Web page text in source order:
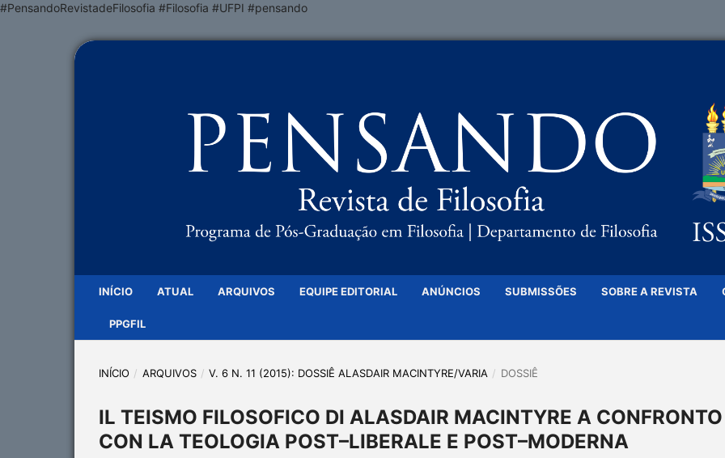
#PensandoRevistadeFilosofia #Filosofia #UFPI #pensando
INÍCIO ATUAL ARQUIVOS EQUIPE EDITORIAL ANÚNCIOS SUBMISSÕES SOBRE A REVISTA
PPGFIL
INÍCIO / ARQUIVOS / V. 6 N. 11 (2015): DOSSIÊ ALASDAIR MACINTYRE/VARIA / DOSSIÊ
IL TEISMO FILOSOFICO DI ALASDAIR MACINTYRE A CONFRONTO
CON LA TEOLOGIA POST–LIBERALE E POST–MODERNA